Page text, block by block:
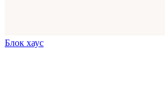
Блок хаус